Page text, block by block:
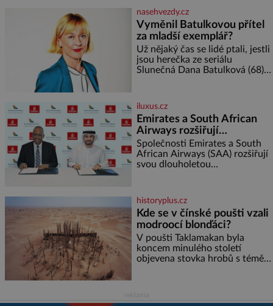
potřebujete: ✿ 1/4 ledového
nebo jiného salátu (římský salát,
polníček…) ✿ 1 malá konzerva
kukuřice ✿ ½ okurky ✿ 2
rajčata Zálivka: ✿ 4 lžíce
olivového oleje ✿ 1 lžíci
citronové šťávy ✿ ½ stroužku
nasehvezdy.cz
Vyměnil Batulkovou přítel
za mladší exemplář?
Už nějaký čas se lidé ptali, jestli
jsou herečka ze seriálu
Slunečná Dana Batulková (68) a
od sebe přítele od samého
začátku odhán
iluxus.cz
Emirates a South African
Airways rozšiřují
partnerství. Cestujícím
nově zpřístupní dalších
devět destinací v jižní a
Společnosti Emirates a South
African Airways (SAA) rozšiřují
svou dlouholetou
cestujícím devět dalších
destinací v jižní a střední Africe
a u
historyplus.cz
Kde se v čínské poušti vzali
modroocí blonďáci?
V poušti Taklamakan byla
koncem minulého století
objevena stovka hrobů s téměř